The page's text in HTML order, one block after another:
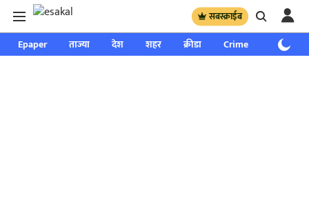
सबस्क्राईब
Epaper ताज्या देश शहर क्रीडा Crime साप्ताहिक